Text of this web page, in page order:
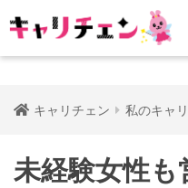
キャリチェン 私のキャ
未経験女性も